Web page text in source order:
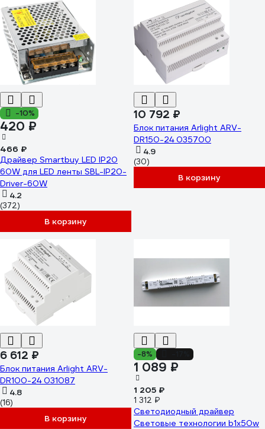
-10%
420 ₽
466 ₽
Драйвер Smartbuy LED IP20
60W для LED ленты SBL-IP20-
Driver-60W
4.2
(372)
В корзину
10 792 ₽
Блок питания Arlight ARV-
DR150-24 035700
4.9
(30)
В корзину
6 612 ₽
Блок питания Arlight ARV-
DR100-24 031087
4.8
(16)
В корзину
-8%
1 089 ₽
1 205 ₽
1 312 ₽
Светодиодный драйвер
Световые технологии b1x50w